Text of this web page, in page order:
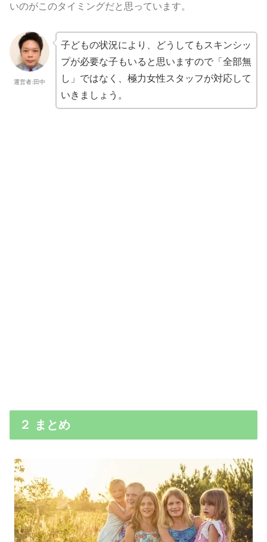
いのがこのタイミングだと思っています。
運営者:田中
子どもの状況により、どうしてもスキンシッ
プが必要な子もいると思いますので「全部無
し」ではなく、極力女性スタッフが対応して
いきましょう。
２ まとめ